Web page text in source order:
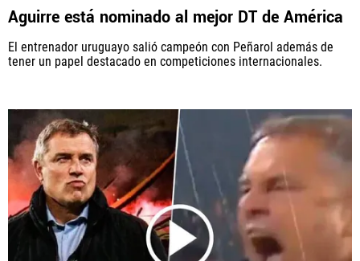
Aguirre está nominado al mejor DT de América
El entrenador uruguayo salió campeón con Peñarol además de
tener un papel destacado en competiciones internacionales.